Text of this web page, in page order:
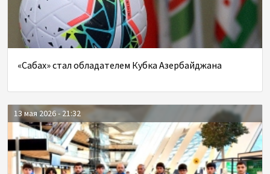
«Сабах» стал обладателем Кубка Азербайджана
13 мая 2026 - 21:32